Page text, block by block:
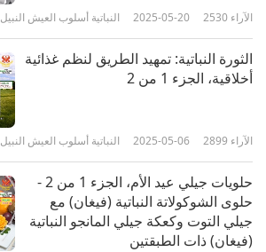
النباتية أسلوب العيش النبيل 2025-05-20 2530 الآراء
الثورة النباتية: تمهيد الطريق لنظم غذائية
أخلاقية، الجزء 1 من 2
النباتية أسلوب العيش النبيل 2025-05-06 2899 الآراء
حلويات جيلي عيد الأم، الجزء 1 من 2 -
حلوى الشوكولاتة النباتية (فيغان) مع
جيلي التوت وكعكة جيلي المانجو النباتية
(فيغان) ذات الطبقتين